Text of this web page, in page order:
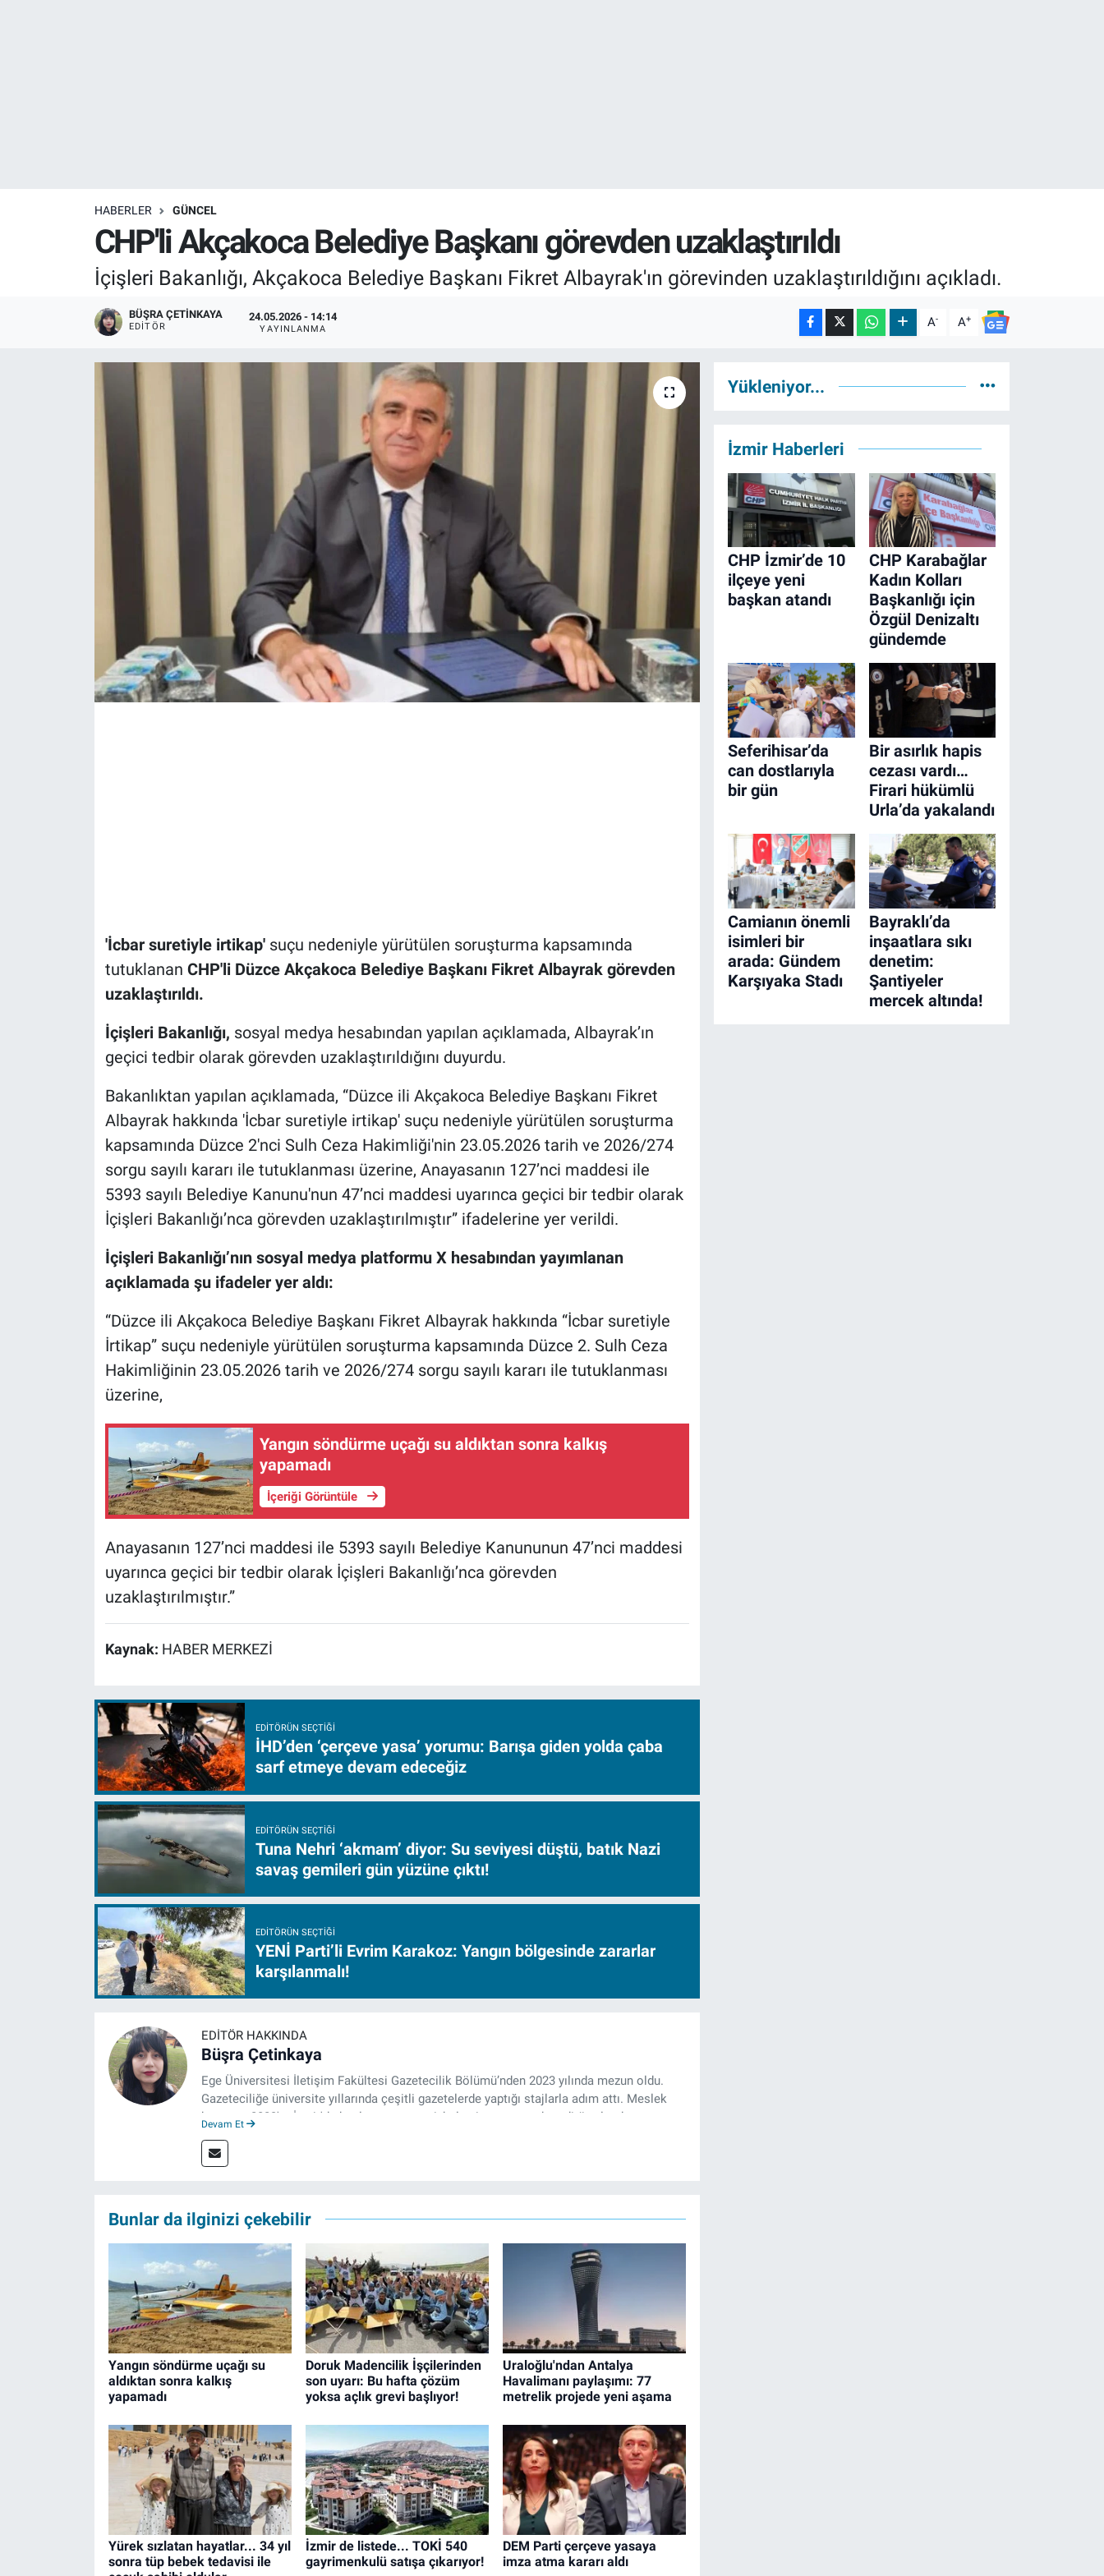
HABERLER GÜNCEL
CHP'li Akçakoca Belediye Başkanı görevden uzaklaştırıldı
İçişleri Bakanlığı, Akçakoca Belediye Başkanı Fikret Albayrak'ın görevinden uzaklaştırıldığını açıkladı.
BÜŞRA ÇETINKAYA
EDITÖR
24.05.2026 - 14:14
YAYINLANMA A- A+
'İcbar suretiyle irtikap' suçu nedeniyle yürütülen soruşturma kapsamında
tutuklanan CHP'li Düzce Akçakoca Belediye Başkanı Fikret Albayrak görevden
uzaklaştırıldı.
İçişleri Bakanlığı, sosyal medya hesabından yapılan açıklamada, Albayrak’ın
geçici tedbir olarak görevden uzaklaştırıldığını duyurdu.
Bakanlıktan yapılan açıklamada, “Düzce ili Akçakoca Belediye Başkanı Fikret
Albayrak hakkında 'İcbar suretiyle irtikap' suçu nedeniyle yürütülen soruşturma
kapsamında Düzce 2'nci Sulh Ceza Hakimliği'nin 23.05.2026 tarih ve 2026/274
sorgu sayılı kararı ile tutuklanması üzerine, Anayasanın 127’nci maddesi ile
5393 sayılı Belediye Kanunu'nun 47’nci maddesi uyarınca geçici bir tedbir olarak
İçişleri Bakanlığı’nca görevden uzaklaştırılmıştır” ifadelerine yer verildi.
İçişleri Bakanlığı’nın sosyal medya platformu X hesabından yayımlanan
açıklamada şu ifadeler yer aldı:
“Düzce ili Akçakoca Belediye Başkanı Fikret Albayrak hakkında “İcbar suretiyle
İrtikap” suçu nedeniyle yürütülen soruşturma kapsamında Düzce 2. Sulh Ceza
Hakimliğinin 23.05.2026 tarih ve 2026/274 sorgu sayılı kararı ile tutuklanması
üzerine,
Yangın söndürme uçağı su aldıktan sonra kalkış
yapamadı
İçeriği Görüntüle
Anayasanın 127’nci maddesi ile 5393 sayılı Belediye Kanununun 47’nci maddesi
uyarınca geçici bir tedbir olarak İçişleri Bakanlığı’nca görevden
uzaklaştırılmıştır.”
Kaynak: HABER MERKEZİ
EDITÖRÜN SEÇTIĞI
İHD’den ‘çerçeve yasa’ yorumu: Barışa giden yolda çaba
sarf etmeye devam edeceğiz
EDITÖRÜN SEÇTIĞI
Tuna Nehri ‘akmam’ diyor: Su seviyesi düştü, batık Nazi
savaş gemileri gün yüzüne çıktı!
EDITÖRÜN SEÇTIĞI
YENİ Parti’li Evrim Karakoz: Yangın bölgesinde zararlar
karşılanmalı!
EDITÖR HAKKINDA
Büşra Çetinkaya
Ege Üniversitesi İletişim Fakültesi Gazetecilik Bölümü’nden 2023 yılında mezun oldu.
Gazeteciliğe üniversite yıllarında çeşitli gazetelerde yaptığı stajlarla adım attı. Meslek
hayatına 2023'te İzmir'de başlayan gazeteci, halen izgazete.net’te editör olarak
Devam Et
Bunlar da ilginizi çekebilir
Yangın söndürme uçağı su
aldıktan sonra kalkış
yapamadı
Doruk Madencilik İşçilerinden
son uyarı: Bu hafta çözüm
yoksa açlık grevi başlıyor!
Uraloğlu'ndan Antalya
Havalimanı paylaşımı: 77
metrelik projede yeni aşama
Yürek sızlatan hayatlar... 34 yıl
sonra tüp bebek tedavisi ile
İzmir de listede... TOKİ 540
gayrimenkulü satışa çıkarıyor!
DEM Parti çerçeve yasaya
imza atma kararı aldı
Yükleniyor...
İzmir Haberleri
CHP İzmir’de 10
ilçeye yeni
başkan atandı
CHP Karabağlar
Kadın Kolları
Başkanlığı için
Özgül Denizaltı
gündemde
Seferihisar’da
can dostlarıyla
bir gün
Bir asırlık hapis
cezası vardı…
Firari hükümlü
Urla’da yakalandı
Camianın önemli
isimleri bir
arada: Gündem
Karşıyaka Stadı
Bayraklı’da
inşaatlara sıkı
denetim:
Şantiyeler
mercek altında!